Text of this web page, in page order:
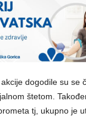
dogodile su se
štetom.
tj, ukupno je